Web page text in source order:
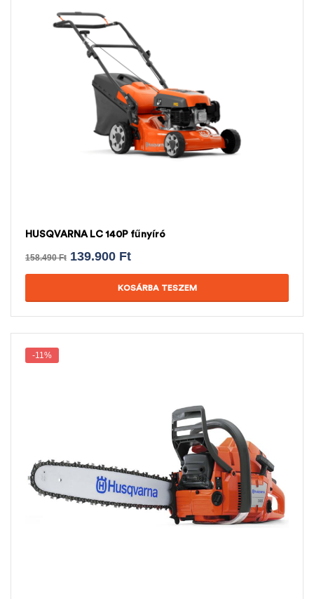
HUSQVARNA LC 140P fűnyíró
158.490Ft 139.900 Ft
KOSÁRBA TESZEM
-11%